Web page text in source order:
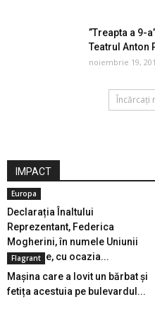
”Treapta a 9-
Teatrul Anton
noiembrie 19,
Încărcați
IMPACT
Europa
Declarația Înaltului
Reprezentant, Federica
Mogherini, în numele Uniunii
Europene, cu ocazia...
Flagrant
Mașina care a lovit un bărbat și
fetița acestuia pe bulevardul...